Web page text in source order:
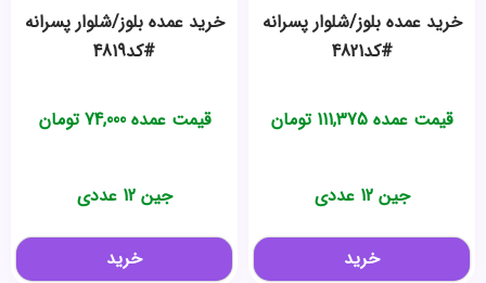
خرید عمده بلوز/شلوار پسرانه
#کد4821
قیمت عمده 111,375 تومان
جین 12 عددی
خرید
خرید عمده بلوز/شلوار پسرانه
#کد4819
قیمت عمده74,000 تومان
جین 12 عددی
خرید